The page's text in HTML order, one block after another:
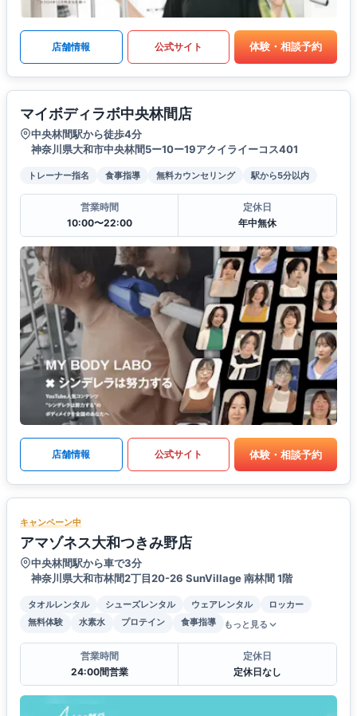
店舗情報 公式サイト 体験・相談予約
マイボディラボ中央林間店
中央林間駅から徒歩4分
神奈川県大和市中央林間5ー10ー19アクイライーコス401
トレーナー指名 食事指導 無料カウンセリング 駅から5分以内
営業時間
10:00〜22:00
定休日
年中無休
店舗情報 公式サイト 体験・相談予約
キャンペーン中
アマゾネス大和つきみ野店
中央林間駅から車で3分
神奈川県大和市林間2丁目20-26 SunVillage 南林間 1階
タオルレンタル シューズレンタル ウェアレンタル
ロッカー
無料体験
水素水 プロテイン 食事指導 もっと見る
営業時間
24:00間営業
定休日
定休日なし